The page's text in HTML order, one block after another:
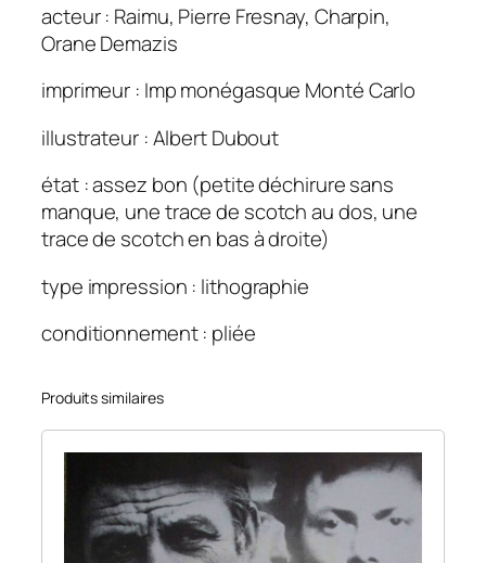
8
0
acteur : Raimu, Pierre Fresnay, Charpin,
Orane Demazis
imprimeur : Imp monégasque Monté Carlo
illustrateur : Albert Dubout
état : assez bon (petite déchirure sans
manque, une trace de scotch au dos, une
trace de scotch en bas à droite)
type impression : lithographie
conditionnement : pliée
Produits similaires